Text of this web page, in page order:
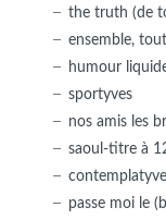
the truth (de
ensemble,
humour
sportyves
nos amis les
saoul-titre à
passe moi le